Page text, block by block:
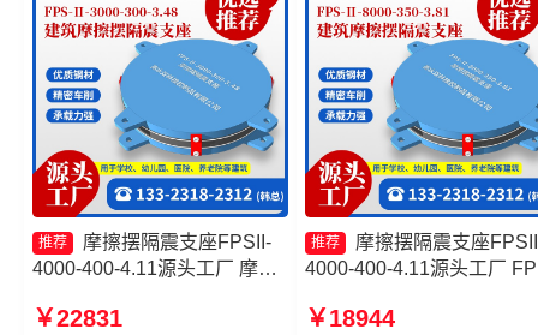
推荐
摩擦摆隔震支座FPSII-
4000-400-4.11源头工厂 摩擦
FPS隔震支座源头工厂 摩擦摆
￥22831
推荐
摩擦摆隔震支座
4000-400-4.11源头工厂
震支座FPSII-7000-400-
￥18944